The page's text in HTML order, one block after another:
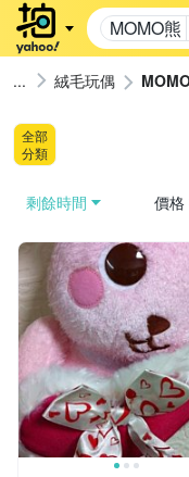
MOMO熊
絨毛玩偶
全部
分類
剩餘時間 價格